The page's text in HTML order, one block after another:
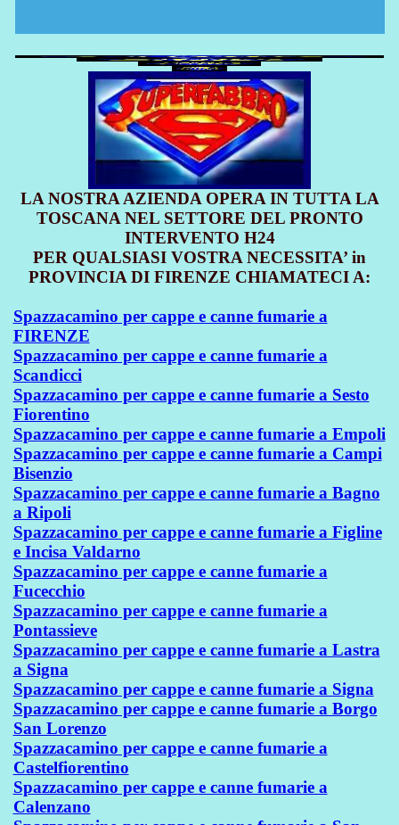
LA NOSTRA AZIENDA OPERA IN TUTTA LA
TOSCANA NEL SETTORE DEL PRONTO
INTERVENTO H24
PER QUALSIASI VOSTRA NECESSITA’ in
PROVINCIA DI FIRENZE CHIAMATECI A:
Spazzacamino per cappe e canne fumarie a
FIRENZE
Spazzacamino per cappe e canne fumarie a
Scandicci
Spazzacamino per cappe e canne fumarie a Sesto
Fiorentino
Spazzacamino per cappe e canne fumarie a Empoli
Spazzacamino per cappe e canne fumarie a Campi
Bisenzio
Spazzacamino per cappe e canne fumarie a Bagno
a Ripoli
Spazzacamino per cappe e canne fumarie a Figline
e Incisa Valdarno
Spazzacamino per cappe e canne fumarie a
Fucecchio
Spazzacamino per cappe e canne fumarie a
Pontassieve
Spazzacamino per cappe e canne fumarie a Lastra
a Signa
Spazzacamino per cappe e canne fumarie a Signa
Spazzacamino per cappe e canne fumarie a Borgo
San Lorenzo
Spazzacamino per cappe e canne fumarie a
Castelfiorentino
Spazzacamino per cappe e canne fumarie a
Calenzano